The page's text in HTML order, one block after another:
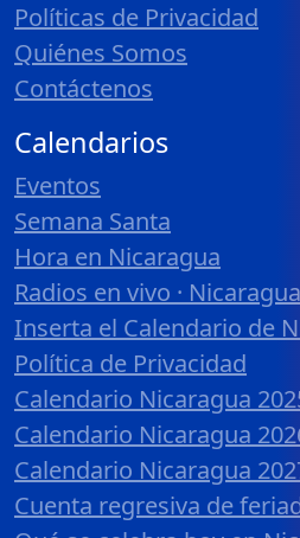
Políticas de Privacidad
Quiénes Somos
Contáctenos
Calendarios
Eventos
Semana Santa
Hora en Nicaragua
Radios en vivo · Nicaragua
Inserta el Calendario de
Política de Privacidad
Calendario Nicaragua
Calendario Nicaragua
Calendario Nicaragua
Cuenta regresiva de